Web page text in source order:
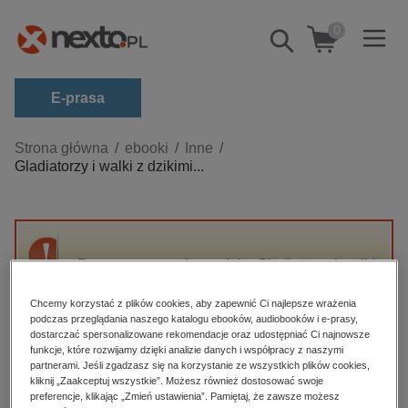
Pokaż/schowaj
wyszukiwarkę
0
E-prasa
Kategorie
Zobacz wszystkie E-prasa
budownictwo, aranżacja wnętrz
dzienniki
edukacja
hobby, sport, rozrywka
komputery, internet, technologie, informatyka
Strona główna ebooki
Inne
Gladiatorzy i walki z dzikimi...
Przepraszamy, ale produkt „Gladiatorzy i walki
dostępny.
High-contrast mode
Polecane
Chcemy korzystać z plików cookies, aby zapewnić Ci najlepsze wrażenia
podczas przeglądania naszego katalogu ebooków, audiobooków i e-prasy,
dostarczać spersonalizowane rekomendacje oraz udostępniać Ci najnowsze
funkcje, które rozwijamy dzięki analizie danych i współpracy z naszymi
partnerami. Jeśli zgadzasz się na korzystanie ze wszystkich plików cookies,
kliknij „Zaakceptuj wszystkie”. Możesz również dostosować swoje
preferencje, klikając „Zmień ustawienia”. Pamiętaj, że zawsze możesz